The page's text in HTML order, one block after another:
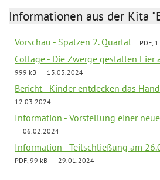
Informationen aus der Kita
Vorschau - Spatzen 2. Quartal PDF,
Collage - Die Zwerge gestalten Eier
999 kB
15.03.2024
Bericht - Kinder entdecken das
12.03.2024
Information - Vorstellung einer
06.02.2024
Information - Teilschließung am
PDF, 99 kB 29.01.2024